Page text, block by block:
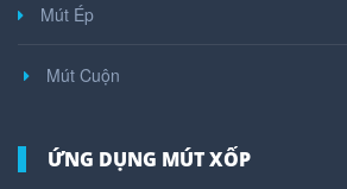
Mút Ép
Mút Cuộn
ỨNG DỤNG MÚT XỐP